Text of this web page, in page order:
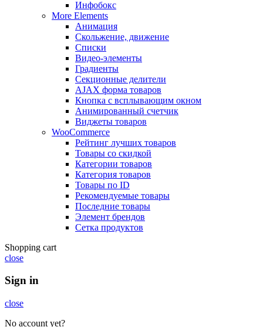
Инфобокс
More Elements
Анимация
Скольжение, движение
Списки
Видео-элементы
Градиенты
Секционные делители
AJAX форма товаров
Кнопка с всплывающим окном
Анимированный счетчик
Виджеты товаров
WooCommerce
Рейтинг лучших товаров
Товары со скидкой
Категории товаров
Категория товаров
Товары по ID
Рекомендуемые товары
Последние товары
Элемент брендов
Сетка продуктов
Shopping cart
close
Sign in
close
No account yet?